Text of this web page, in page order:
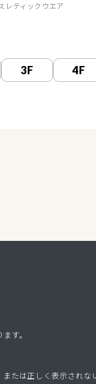
レティックウエア
3F 4F
す。
たは正しく表示されな